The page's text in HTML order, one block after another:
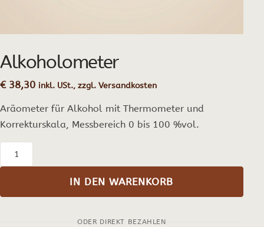
Alkoholometer
€38,30 inkl. USt., zzgl. Versandkosten
Aräometer für Alkohol mit Thermometer und
Korrekturskala, Messbereich 0 bis 100 %vol.
IN DEN WARENKORB
ODER DIREKT BEZAHLEN